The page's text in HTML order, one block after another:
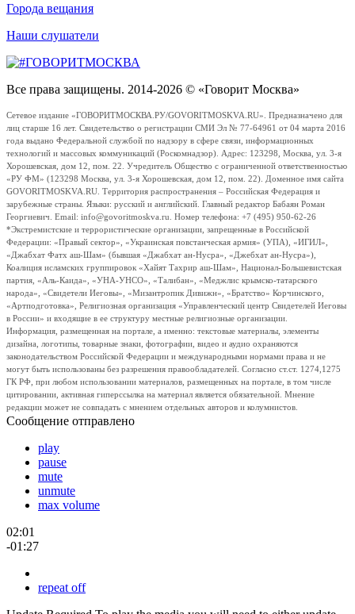
Города вещания
Наши слушатели
Все права защищены. 2014-2026 © «Говорит Москва»
Сетевое издание «ГОВОРИТМОСКВА.РУ/GOVORITMOSKVA.RU». Предназначено для
лиц старше 16 лет. Свидетельство о регистрации СМИ Эл № 77-64961 от 04 марта 2016
года выдано Федеральной службой по надзору в сфере связи, информационных
технологий и массовых коммуникаций (Роскомнадзор). Адрес: 123298, Москва, ул. 3-я
Хорошевская, дом 12, пом. 22. Учредитель Общество с ограниченной ответственностью
«РУ ФМ» (123298 Москва, ул. 3-я Хорошевская, дом 12, пом. 22). Доменное имя сайта
GOVORITMOSKVA.RU. Территория распространения – Российская Федерация и
зарубежные страны. Языки: русский и английский. Главный редактор Бабаян Роман
Георгиевич. Email: info@govoritmoskva.ru. Номер телефона: +7 (495) 950-62-26
*Экстремистские и террористические организации, запрещенные в Российской
Федерации: «Правый сектор», «Украинская повстанческая армия» (УПА), «ИГИЛ»,
«Джабхат Фатх аш-Шам» (бывшая «Джабхат ан-Нусра», «Джебхат ан-Нусра»),
Коалиция исламских группировок «Хайят Тахрир аш-Шам», Национал-Большевистская
партия, «Аль-Каида», «УНА-УНСО», «Талибан», «Меджлис крымско-татарского
народа», «Свидетели Иеговы», «Мизантропик Дивижн», «Братство» Корчинского,
«Артподготовка», Религиозная организация «Управленческий центр Свидетелей Иеговы
в России» и входящие в ее структуру местные религиозные организации.
Информация, размещенная на портале, а именно: текстовые материалы, элементы
дизайна, логотипы, товарные знаки, фотографии, видео и аудио охраняются
законодательством Российской Федерации и международными нормами права и не
могут быть использованы без разрешения правообладателей. Согласно ст.ст. 1274,1275
ГК РФ, при любом использовании материалов, размещенных на портале, в том числе
цитировании, активная гиперссылка на материал является обязательной. Мнение
редакции может не совпадать с мнением отдельных авторов и колумнистов.
Сообщение отправлено
play
pause
mute
unmute
max volume
02:01
-01:27
repeat off